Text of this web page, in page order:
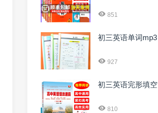
851
初三英语单词mp3
927
初三英语完形填空
810